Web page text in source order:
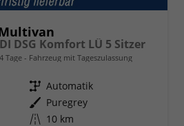
DSG Komfort LÜ 5 Sitzer
Tage Fahrzeug mit Tageszulassung
Getriebe Automatik
Außenfarbe Puregrey
Kilometerstand 10 km